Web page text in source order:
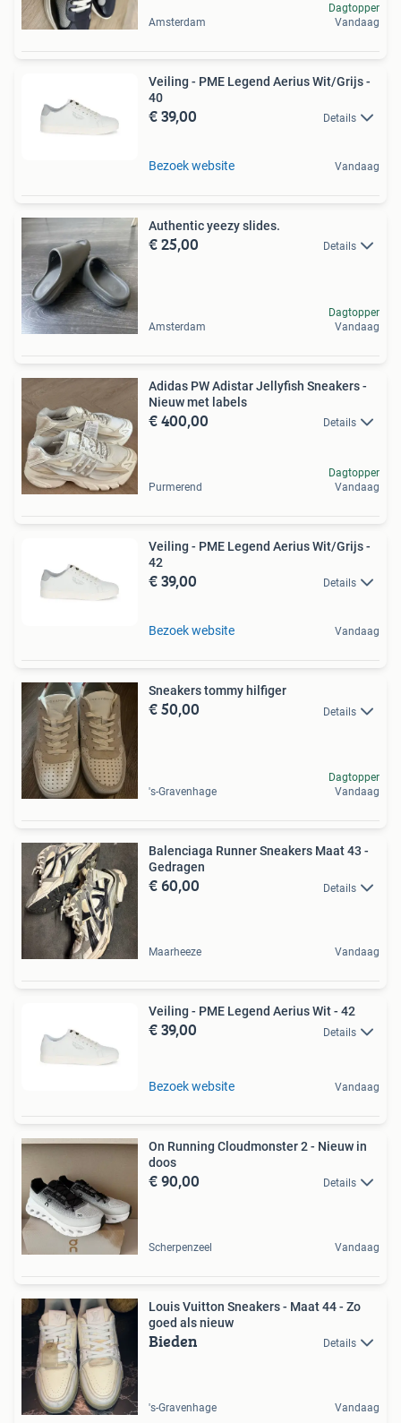
Amsterdam
Dagtopper
Vandaag
Veiling - PME Legend Aerius Wit/Grijs -
40
€ 39,00 Details
Bezoek website Vandaag
Authentic yeezy slides.
€ 25,00 Details
Amsterdam
Dagtopper
Vandaag
Adidas PW Adistar Jellyfish Sneakers -
Nieuw met labels
€ 400,00 Details
Purmerend
Dagtopper
Vandaag
Veiling - PME Legend Aerius Wit/Grijs -
42
€ 39,00 Details
Bezoek website Vandaag
Sneakers tommy hilfiger
€ 50,00 Details
's-Gravenhage
Dagtopper
Vandaag
Balenciaga Runner Sneakers Maat 43 -
Gedragen
€ 60,00 Details
Maarheeze Vandaag
Veiling - PME Legend Aerius Wit - 42
€ 39,00 Details
Bezoek website Vandaag
On Running Cloudmonster 2 - Nieuw in
doos
€ 90,00 Details
Scherpenzeel Vandaag
Louis Vuitton Sneakers - Maat 44 - Zo
goed als nieuw
Bieden Details
's-Gravenhage Vandaag